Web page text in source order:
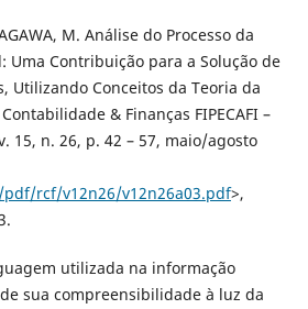
M. Análise do Processo da
Uma Contribuição para a Solução de
Utilizando Conceitos da Teoria da
& Finanças FIPECAFI –
v. 15, n. 26, p. 42 – 57, maio/agosto
rcf/v12n26/v12n26a03.pdf>,
utilizada na informação
sua compreensibilidade à luz da